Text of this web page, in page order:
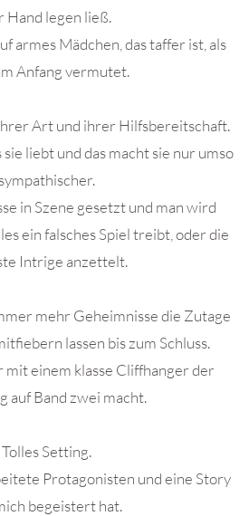
Hand legen ließ.
armes Mädchen, das taffer ist, als
Anfang vermutet.
Art und ihrer Hilfsbereitschaft.
liebt und das macht sie nur umso
sympathischer.
in Szene gesetzt und man wird
ein falsches Spiel treibt, oder die
Intrige anzettelt.
mehr Geheimnisse die Zutage
lassen bis zum Schluss.
mit einem klasse Cliffhanger der
auf Band zwei macht.
Tolles Setting.
Protagonisten und eine Story
begeistert hat.